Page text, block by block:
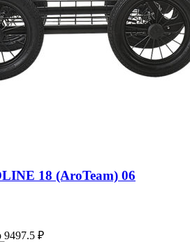
18 (AroTeam) 06
9497.5 ₽